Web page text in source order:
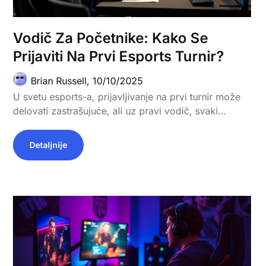
Vodič Za Početnike: Kako Se
Prijaviti Na Prvi Esports Turnir?
Brian Russell,10/10/2025
U svetu esports-a, prijavljivanje na prvi turnir može
delovati zastrašujuće, ali uz pravi vodič, svaki…
Detaljnije